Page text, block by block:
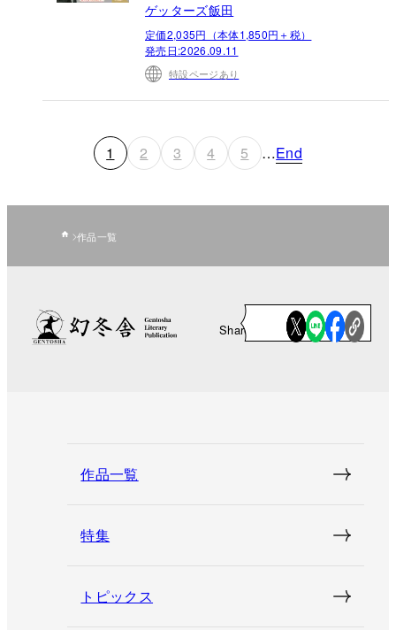
ゲッターズ飯田
定価2,035円（本体1,850円＋税）
発売日:2026.09.11
特設ページあり
1 2 3 4 5 …End
作品一覧
Share
作品一覧
特集
トピックス